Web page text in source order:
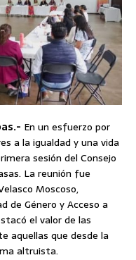
En un esfuerzo por
a la igualdad y una vida
sesión del Consejo
La reunión fue
Moscoso,
de Género y Acceso a
el valor de las
aquellas que desde la
altruista.